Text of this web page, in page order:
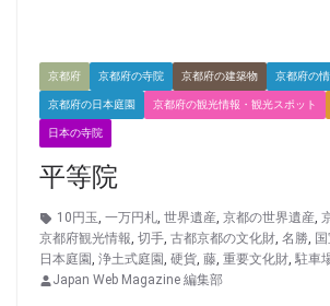
京都府 京都府の寺院 京都府の建築物 京都府の
京都府の日本庭園 京都府の観光情報・観光スポット
日本の寺院
平等院
10円玉, 一万円札, 世界遺産, 京都の世界遺産,
京都府観光情報, 切手, 古都京都の文化財, 名勝,
日本庭園, 浄土式庭園, 硬貨, 藤, 重要文化財, 駐車
Japan Web Magazine 編集部